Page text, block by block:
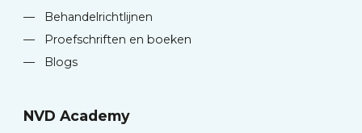
—
Behandelrichtlijnen
—
Proefschriften en boeken
—
Blogs
NVD Academy